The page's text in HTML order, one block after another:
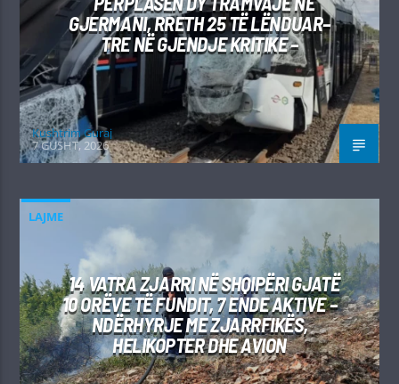
GJERMANI, RRETH 25 TË LËNDUAR–
TRE NË GJENDJE KRITIKE –
Kushtrim Guraj
7 GUSHT, 2026
LAJME
14 VATRA ZJARRI NË SHQIPËRI GJATË
10 ORËVE TË FUNDIT, 7 ENDE AKTIVE –
NDËRHYRJE ME ZJARRFIKËS,
HELIKOPTER DHE AVION